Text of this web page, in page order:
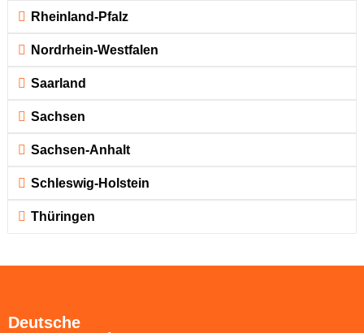
Rheinland-Pfalz
Nordrhein-Westfalen
Saarland
Sachsen
Sachsen-Anhalt
Schleswig-Holstein
Thüringen
Deutsche